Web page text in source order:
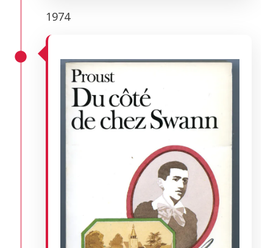
1974